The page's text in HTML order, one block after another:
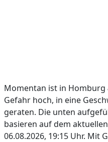
Momentan ist in Homburg
Gefahr hoch, in eine
geraten. Die unten
basieren auf dem
06.08.2026, 19:15 Uhr.